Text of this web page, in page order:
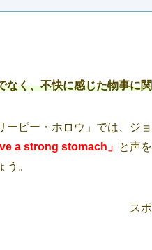
なく、不快に感じた物事に
ーピー・ホロウ」では、ジ
a strong stomach」 と声
う。
ス